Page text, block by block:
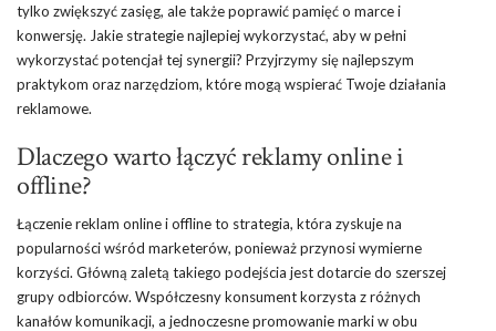
tylko zwiększyć zasięg, ale także poprawić pamięć o marce i
konwersję. Jakie strategie najlepiej wykorzystać, aby w pełni
wykorzystać potencjał tej synergii? Przyjrzymy się najlepszym
praktykom oraz narzędziom, które mogą wspierać Twoje działania
reklamowe.
Dlaczego warto łączyć reklamy online i
offline?
Łączenie reklam online i offline to strategia, która zyskuje na
popularności wśród marketerów, ponieważ przynosi wymierne
korzyści. Główną zaletą takiego podejścia jest dotarcie do szerszej
grupy odbiorców. Współczesny konsument korzysta z różnych
kanałów komunikacji, a jednoczesne promowanie marki w obu